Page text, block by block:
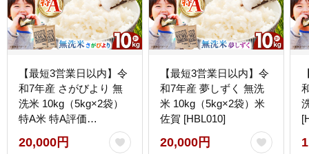
【最短3営業日以内】令
和7年産 さがびより 無
洗米 10kg（5kg×2袋）
特A米 特A評価
[HBL006]
20,000円
【最短3営業日以内】令
和7年産 夢しずく 無洗
米 10kg（5kg×2袋）米
佐賀 [HBL010]
20,000円